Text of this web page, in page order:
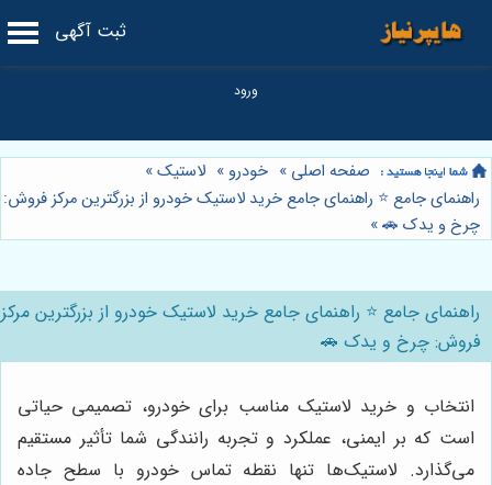
ثبت آگهی
صفحه اصلی » خودرو » لاستیک»
راهنمای جامع ⭐️ راهنمای جامع خرید لاستیک خودرو از بزرگترین مرکز فروش:
چرخ و یدک 🚗»
راهنمای جامع ⭐️ راهنمای جامع خرید لاستیک خودرو از بزرگترین مرکز
فروش: چرخ و یدک 🚗
انتخاب و خرید لاستیک مناسب برای خودرو، تصمیمی حیاتی
است که بر ایمنی، عملکرد و تجربه رانندگی شما تأثیر مستقیم
می‌گذارد. لاستیک‌ها تنها نقطه تماس خودرو با سطح جاده